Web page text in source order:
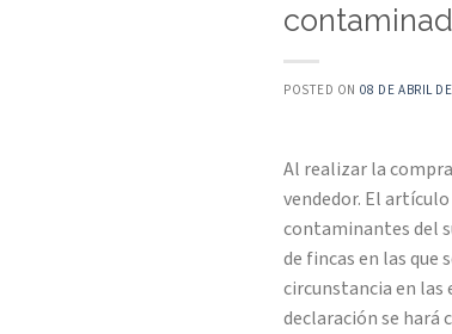
POSTED ON 08 DE ABRIL
Al realizar la
vendedor. El
contaminantes del
de fincas en las
circunstancia en las
declaración se hará